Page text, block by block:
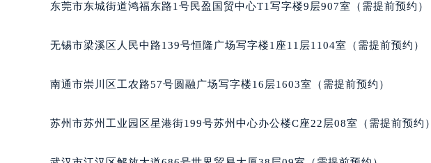
东莞市东城街道鸿福东路1号民盈国贸中心T1写字楼9层907室（需提前预约）
无锡市梁溪区人民中路139号恒隆广场写字楼1座11层1104室（需提前预约）
南通市崇川区工农路57号圆融广场写字楼16层1603室（需提前预约）
苏州市苏州工业园区星港街199号苏州中心办公楼C座22层08室（需提前预约）